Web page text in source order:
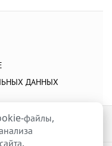
ДАННЫХ
файлы,